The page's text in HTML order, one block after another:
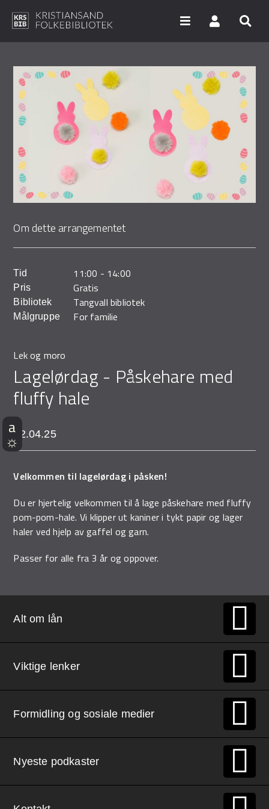
Arrangementer
Bibliotekene
Digitale tjenester
Vi tilbyr
Demo Rona
Søk i våre databaser
hovedinnhold
Om dette arrangementet
Tid 11:00 - 14:00
Pris Gratis
Bibliotek Tangvall bibliotek
Målgruppe For familie
Lek og moro
Lagelørdag - Påskehare med
fluffy hale
12.04.25
Velkommen til lagelørdag i påsken!
Du er hjertelig velkommen til å lage påskehare med fluffy
pom-pom-hale. Vi klipper ut kaniner i tykt papir og lager
haler ved hjelp av gaffel og garn.
Passer for alle fra 3 år og oppover.
Alt om lån
Viktige lenker
Formidling og sosiale medier
Nyeste podkaster